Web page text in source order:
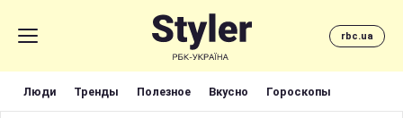
rbc.ua
Люди Тренды Полезное Вкусно Гороскопы